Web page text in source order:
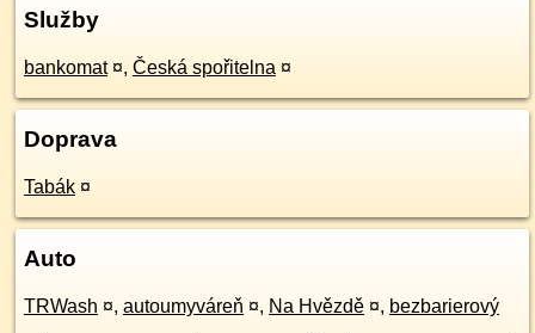
Služby
bankomat ¤, Česká spořitelna ¤
Doprava
Tabák ¤
Auto
TRWash ¤, autoumyváreň ¤, Na Hvězdě ¤, bezbarierový